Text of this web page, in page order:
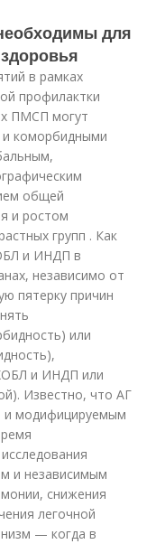
для
в рамках
профилактки
ПМСП могут
и коморбидными
общей
и ростом
групп . Как
и ИНДП в
независимо от
пятерку причин
или
и ИНДП или
Известно, что АГ
и модифицируемым
и независимым
снижения
легочной
— когда в